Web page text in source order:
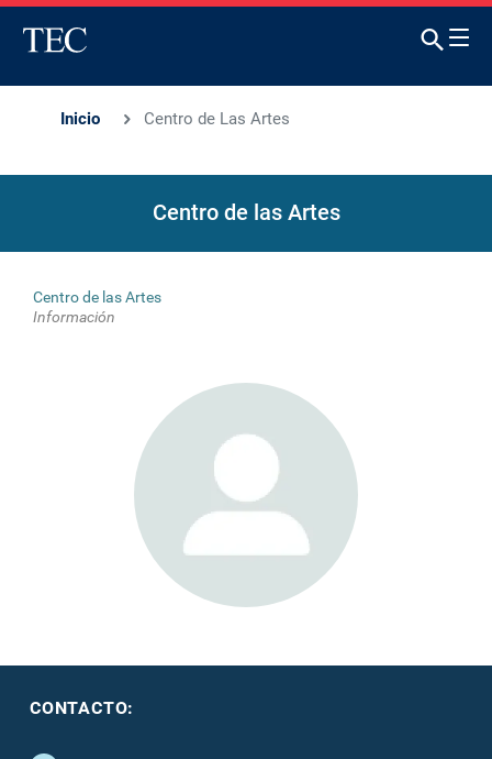
Inicio Centro de Las Artes
Centro de las Artes
Centro de las Artes
Información
CONTACTO: